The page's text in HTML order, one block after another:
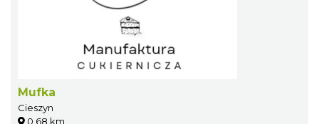
Mufka
Cieszyn
0.68 km